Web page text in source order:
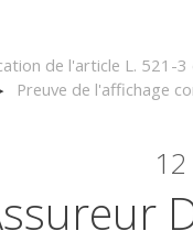
de l'article L. 521-
Preuve de l'affichage
12